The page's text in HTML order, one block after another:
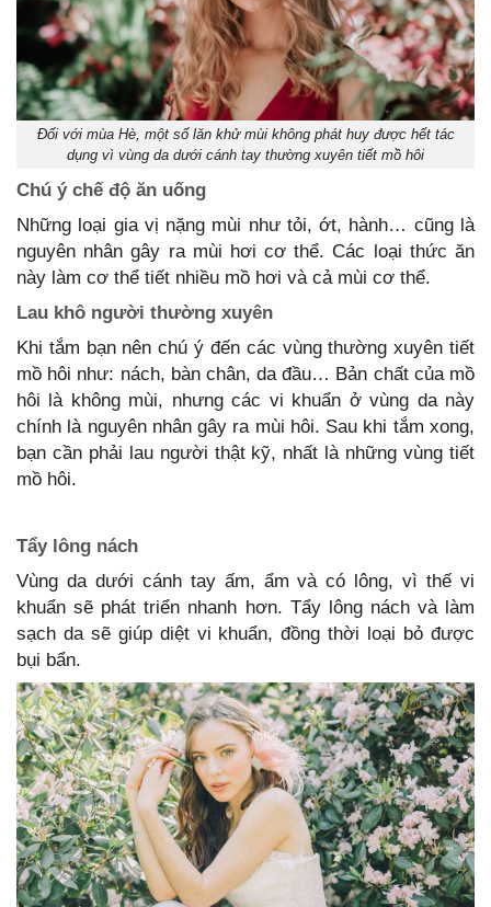
Đối với mùa Hè, một số lăn khử mùi không phát huy được hết tác
dụng vì vùng da dưới cánh tay thường xuyên tiết mồ hôi
Chú ý chế độ ăn uống
Những loại gia vị nặng mùi như tỏi, ớt, hành… cũng là
nguyên nhân gây ra mùi hơi cơ thể. Các loại thức ăn
này làm cơ thể tiết nhiều mồ hơi và cả mùi cơ thể.
Lau khô người thường xuyên
Khi tắm bạn nên chú ý đến các vùng thường xuyên tiết
mồ hôi như: nách, bàn chân, da đầu… Bản chất của mồ
hôi là không mùi, nhưng các vi khuẩn ở vùng da này
chính là nguyên nhân gây ra mùi hôi. Sau khi tắm xong,
bạn cần phải lau người thật kỹ, nhất là những vùng tiết
mồ hôi.
Tẩy lông nách
Vùng da dưới cánh tay ấm, ẩm và có lông, vì thế vi
khuẩn sẽ phát triển nhanh hơn. Tẩy lông nách và làm
sạch da sẽ giúp diệt vi khuẩn, đồng thời loại bỏ được
bụi bẩn.